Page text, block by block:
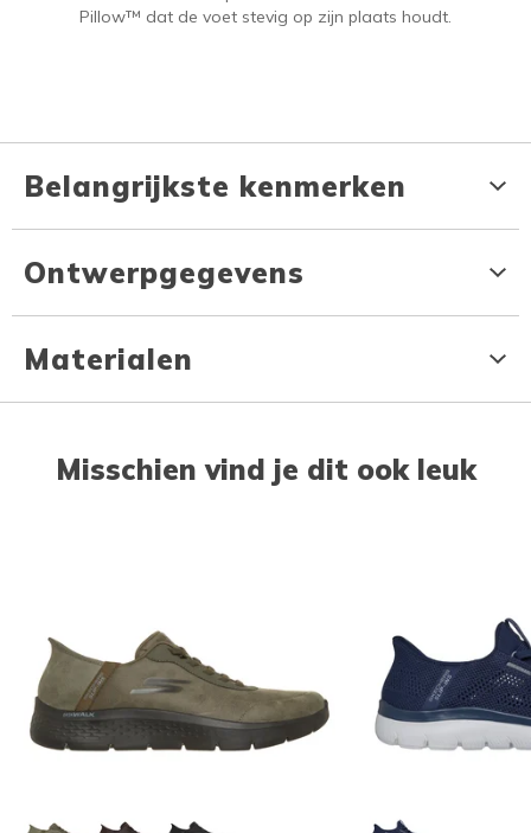
Pillow™ dat de voet stevig op zijn plaats houdt.
Belangrijkste kenmerken
Ontwerpgegevens
Materialen
Misschien vind je dit ook leuk